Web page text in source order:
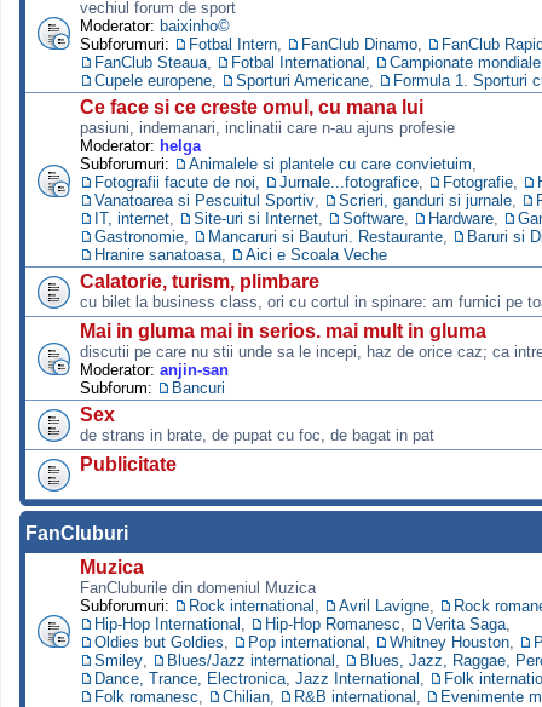
vechiul forum de sport
Moderator: baixinho©
Subforumuri:
Fotbal Intern FanClub Dinamo
FanClub
FanClub Steaua
Fotbal International
Campionate
Cupele europene
Sporturi Americane Formula 1. Sporturi
Ce face si ce creste omul, cu mana lui
pasiuni, indemanari, inclinatii care n-au ajuns profesie
Moderator: helga
Subforumuri:
Animalele si plantele cu care convietuim
Fotografii facute de noi
Jurnale...fotografice Fotografie
Vanatoarea si Pescuitul Sportiv
Scrieri, ganduri si jurnale
IT, internet
Site-uri si Internet Software Hardware
Gastronomie
Mancaruri si Bauturi. Restaurante
Baruri si
Hranire sanatoasa
Aici e Scoala Veche
Calatorie, turism, plimbare
cu bilet la business class, ori cu cortul in spinare: am furnici pe
Mai in gluma mai in serios. mai mult in gluma
discutii pe care nu stii unde sa le incepi, haz de orice caz; ca
Moderator: anjin-san
Subforum:
Bancuri
Sex
de strans in brate, de pupat cu foc, de bagat in pat
Publicitate
FanCluburi
Muzica
FanCluburile din domeniul Muzica
Subforumuri:
Rock international Avril Lavigne
Rock
Hip-Hop International
Hip-Hop Romanesc Verita Saga
Oldies but Goldies
Pop international Whitney Houston
Smiley
Blues/Jazz international
Blues, Jazz, Raggae,
Dance, Trance, Electronica, Jazz International
Folk
Folk romanesc
Chilian R&B international Evenimente